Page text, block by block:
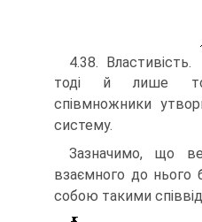
4.38. Властивість.
тоді й лише
співмножники
систему.
Зазначимо, що
взаємного до нього
собою такими